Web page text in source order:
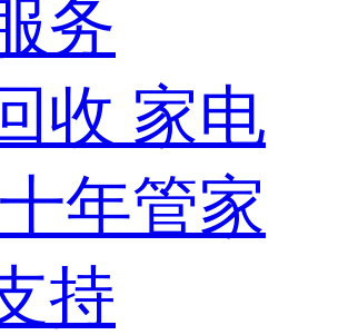
务
收 家电
十年管家
持